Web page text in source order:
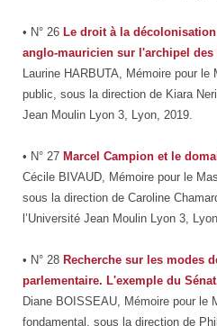
• N° 26 Le droit à la
anglo-mauricien sur l'archipel des
Laurine HARBUTA, Mémoire pour le
public, sous la direction de Kiara
Jean Moulin Lyon 3, Lyon, 2019.
• N° 27 Marcel Campion et le
Cécile BIVAUD, Mémoire pour le
sous la direction de Caroline
l’Université Jean Moulin Lyon 3,
• N° 28 Recherche sur les modes
parlementaire. L'exemple du
Diane BOISSEAU, Mémoire pour le
fondamental, sous la direction de